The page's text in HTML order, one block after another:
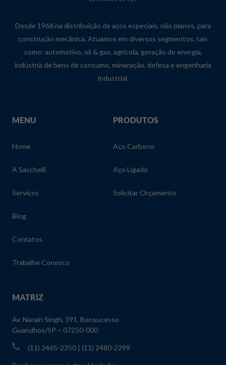
Desde 1966 na distribuição de aços especiais, não planos, para
construção mecânica. Atuamos em diversos segmentos, tais
como: automotivo, oil & gas, agrícola, geração de energia,
indústria de bens de consumo, mineração, defesa e engenharia
industrial.
MENU
Home
A Sacchelli
Serviços
Blog
Contatos
Trabalhe Conosco
PRODUTOS
Aço Carbono
Aço Ligado
Solicitar Orçamento
MATRIZ
Av. Narain Singh, 391, Bonsucesso
Guarulhos/SP – 07250-000
(11) 2465-2350 | (11) 2480-2299